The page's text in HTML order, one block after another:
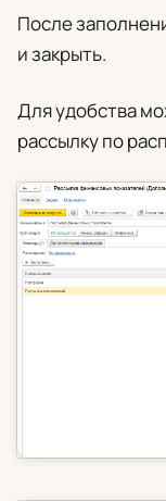
После
и закрыть.
Для удобства
рассылку по